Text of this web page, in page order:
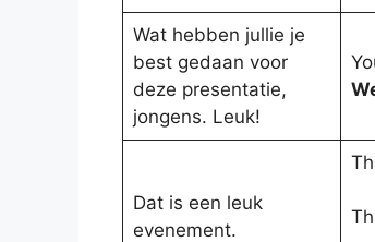
Wat hebben jullie je
best gedaan voor
deze presentatie,
jongens. Leuk!
Dat is een leuk
evenement.